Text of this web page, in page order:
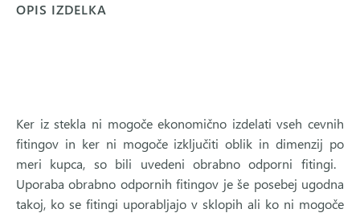
OPIS IZDELKA
Ker iz stekla ni mogoče ekonomično izdelati vseh cevnih
fitingov in ker ni mogoče izključiti oblik in dimenzij po
meri kupca, so bili uvedeni obrabno odporni fitingi. ‍
Uporaba obrabno odpornih fitingov je še posebej ugodna
takoj, ko se fitingi uporabljajo v sklopih ali ko ni mogoče